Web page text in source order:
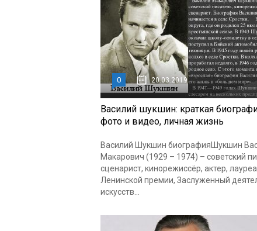
0 20.03.2019
Василий шукшин: краткая
фото и видео, личная жизнь
Василий Шукшин биографияШукшин
Макарович (1929 – 1974) – советский
сценарист, кинорежиссёр, актер,
Ленинской премии, Заслуженный
искусств...